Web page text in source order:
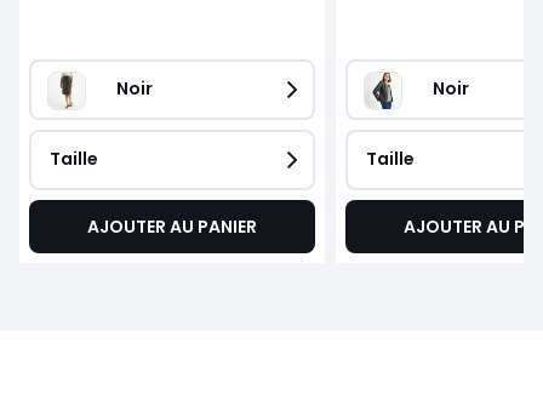
Noir
Taille
AJOUTER AU PANIER
Noir
Taille
AJOUTER AU